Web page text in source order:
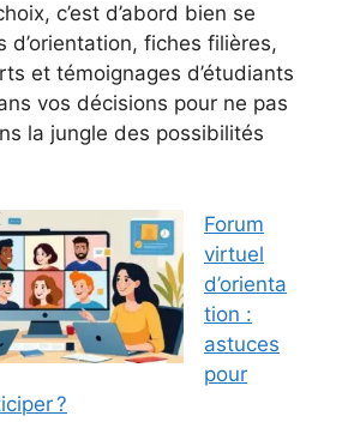
c’est d’abord bien se
d’orientation, fiches filières,
et témoignages d’étudiants
vos décisions pour ne pas
la jungle des possibilités
Forum
virtuel
d’orienta
tion :
astuces
pour
?